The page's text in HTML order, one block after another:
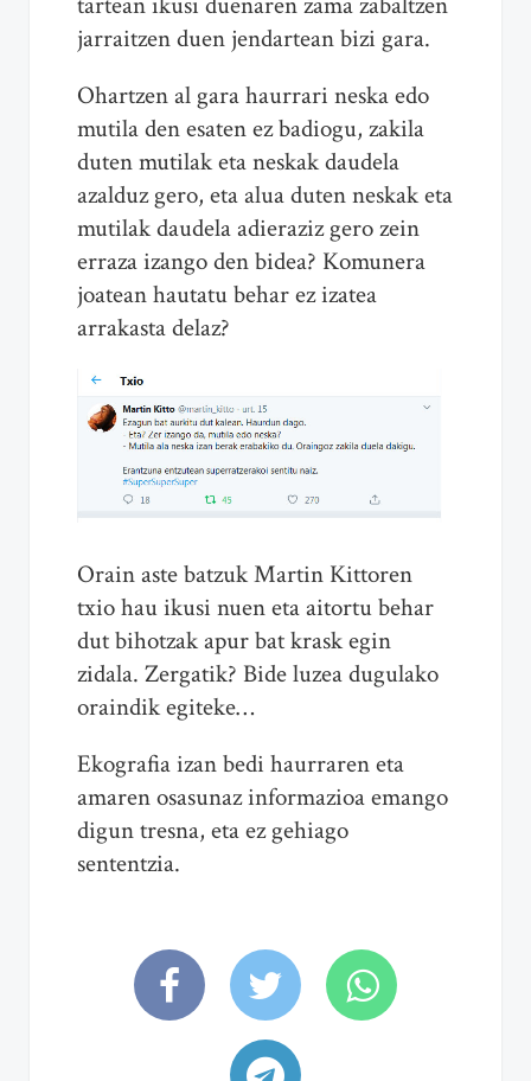
jarraitzen duen jendartean bizi gara.
Ohartzen al gara haurrari neska edo
mutila den esaten ez badiogu, zakila
duten mutilak eta neskak daudela
azalduz gero, eta alua duten neskak eta
mutilak daudela adieraziz gero zein
erraza izango den bidea? Komunera
joatean hautatu behar ez izatea
arrakasta delaz?
Orain aste batzuk Martin Kittoren
txio hau ikusi nuen eta aitortu behar
dut bihotzak apur bat krask egin
zidala. Zergatik? Bide luzea dugulako
oraindik egiteke…
Ekografia izan bedi haurraren eta
amaren osasunaz informazioa emango
digun tresna, eta ez gehiago
sententzia.